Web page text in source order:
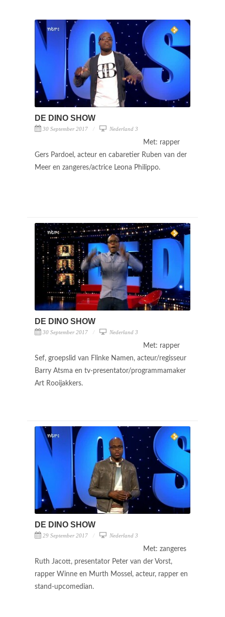
DE DINO SHOW
30 September 2017 Nederland 3
Met: rapper
Gers Pardoel, acteur en cabaretier Ruben van der
Meer en zangeres/actrice Leona Philippo.
DE DINO SHOW
30 September 2017 Nederland 3
Met: rapper
Sef, groepslid van Flinke Namen, acteur/regisseur
Barry Atsma en tv-presentator/programmamaker
Art Rooijakkers.
DE DINO SHOW
29 September 2017 Nederland 3
Met: zangeres
Ruth Jacott, presentator Peter van der Vorst,
rapper Winne en Murth Mossel, acteur, rapper en
stand-upcomedian.